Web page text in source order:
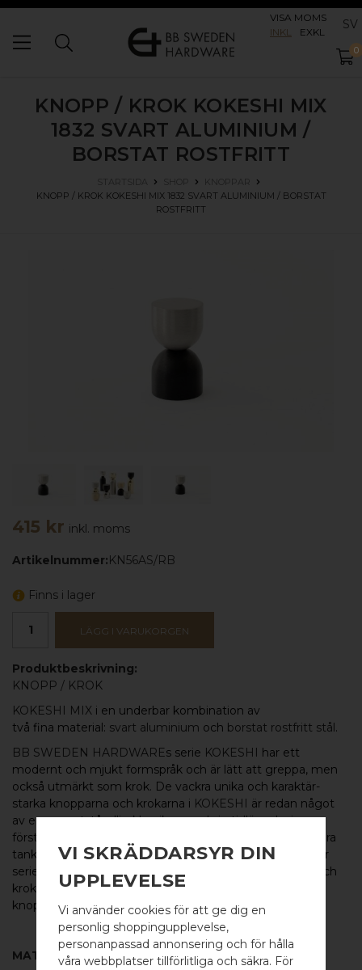
VISA MOMS
INKL
EXKL SV
0
KNOPP / KROK KOKESHI MIX
1832 SVART ALUMINIUM /
BORSTAT ROSTFRITT
STARTSIDA SHOP
KNOPPAR
KNOPP / KROK KOKESHI MIX 1832 SVART ALUMINIUM / BORSTAT
ROSTFRITT
415 kr inkl. moms
Artikelnummer:KN56AS/RB
Finns i lager
LÄGG I VARUKORGEN
Produktbeskrivning:
KNOPP / KROK
KOKESHI MIX i en underbar kombination av
två fina material: svart aluminium och borstat rostfritt stål.
BB SWEDEN HARDWAREs serie KOKESHI har ett
modernt och mjukt formspråk och är lätt att greppa, men
också utmärkt som krok. De vackra unika och karaktär-
starka knopparna och krokarna i KOKESHI är redan något
av en oemotståndlig klassiker med sin tidlösa design,
förstklassiga kvalitet och charmiga form. Formen kan föra
tankarna till de japanska Kokeshi-dockor av trä som lånar
serien dess namn. Serien
omfattar knoppar och
krokar i flera varianter och kombinationer, från fina små
knoppar till längre krokar samt somglasdörrsknoppar.
MATERIAL
VI SKRÄDDARSYR DIN
UPPLEVELSE
Vi använder cookies för att ge dig en
personlig shoppingupplevelse,
personanpassad annonsering och för hålla
våra webbplatser tillförlitliga och säkra. För